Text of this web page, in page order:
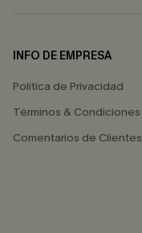
INFO DE EMPRESA
Política de Privacidad
Términos & Condiciones
Comentarios de Clientes